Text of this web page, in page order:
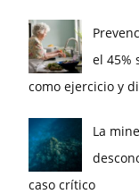
el 45%
como ejercicio y
La
caso crítico